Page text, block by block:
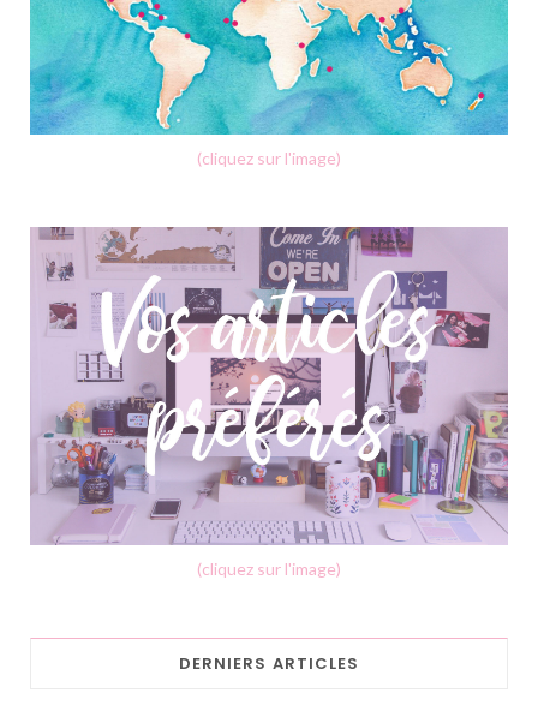
(cliquez sur l'image)
(cliquez sur l'image)
DERNIERS ARTICLES